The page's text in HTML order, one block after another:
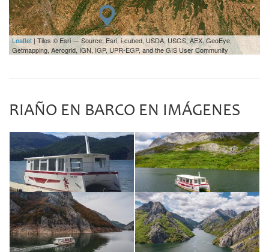
Leaflet | Tiles © Esri — Source: Esri, i-cubed, USDA, USGS, AEX, GeoEye,
Getmapping, Aerogrid, IGN, IGP, UPR-EGP, and the GIS User Community
RIAÑO EN BARCO EN IMÁGENES